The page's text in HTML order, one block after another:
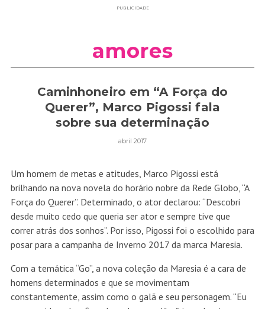
PUBLICIDADE
amores
Caminhoneiro em “A Força do
Querer”, Marco Pigossi fala
sobre sua determinação
abril 2017
Um homem de metas e atitudes, Marco Pigossi está
brilhando na nova novela do horário nobre da Rede Globo, “A
Força do Querer”. Determinado, o ator declarou: “Descobri
desde muito cedo que queria ser ator e sempre tive que
correr atrás dos sonhos”. Por isso, Pigossi foi o escolhido para
posar para a campanha de Inverno 2017 da marca Maresia.
Com a temática “Go”, a nova coleção da Maresia é a cara de
homens determinados e que se movimentam
constantemente, assim como o galã e seu personagem. “Eu